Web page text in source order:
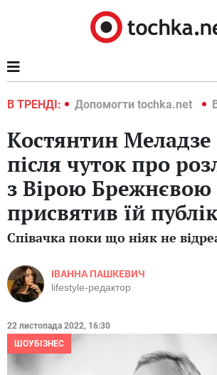
В ТРЕНДІ:
2022 Допомогти tochka.net
Костянтин
після чуток про
з Вірою Брежнєвою
присвятив їй
Співачка поки що ніяк не
ІВАННА ПАШКЕВИЧ
lifestyle-редактор
22 листопада 2022, 16:30
ШОУБІЗНЕС